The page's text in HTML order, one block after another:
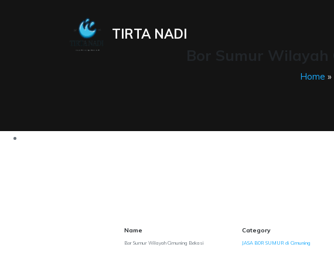
TIRTA NADI
Home »
Name
Bor Sumur Wilayah Cimuning Bekasi
Category
JASA BOR SUMUR di Cimuning